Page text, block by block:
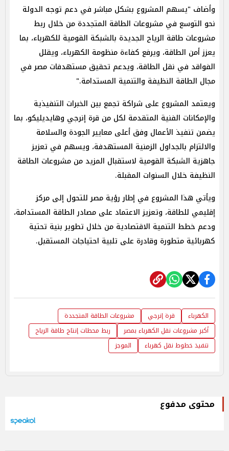
وأضاف "يسهم المشروع بشكل مباشر في دعم توجه الدولة
نحو التوسع في مشروعات الطاقة المتجددة من خلال ربط
مشروعات طاقة الرياح الجديدة بالشبكة القومية للكهرباء، بما
يعزز أمن الطاقة، ويرفع كفاءة منظومة الكهرباء، ويقلل
الفواقد في نقل الطاقة، ويدعم تحقيق مستهدفات مصر في
مجال الطاقة النظيفة والتنمية المستدامة."
ويعتمد المشروع على شراكة تجمع بين الخبرات التنفيذية
والإمكانات الفنية المتقدمة لكل من قرة إنرجي وهايديليكو، بما
يضمن تنفيذ الأعمال وفق أعلى معايير الجودة والسلامة
والالتزام بالجداول الزمنية المستهدفة، ويسهم في تعزيز
جاهزية الشبكة القومية لاستقبال المزيد من مشروعات الطاقة
النظيفة خلال السنوات المقبلة.
ويأتي هذا المشروع في إطار رؤية مصر للتحول إلى مركز
إقليمي للطاقة، وتعزيز الاعتماد على مصادر الطاقة المستدامة،
ودعم خطط التنمية الاقتصادية من خلال تطوير بنية تحتية
كهربائية متطورة وقادرة على تلبية احتياجات المستقبل.
الكهرباء قرة إنرجي
مشروعات الطاقة المتجددة
أكبر مشروعات نقل الكهرباء بمصر
ربط محطات إنتاج طاقة الرياح
تنفيذ خطوط نقل كهرباء
الموجز
محتوى مدفوع